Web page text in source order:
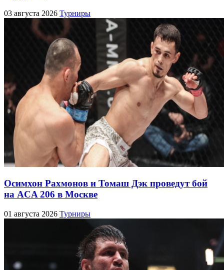
03 августа 2026 Турниры
Осимхон Рахмонов и Томаш Дэк проведут бой
на ACA 206 в Москве
01 августа 2026 Турниры